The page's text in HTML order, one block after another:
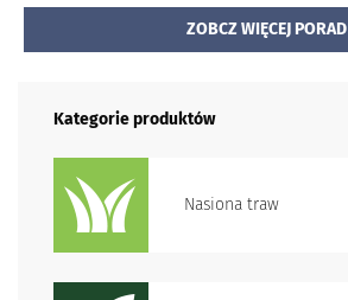
ZOBCZ WIĘCEJ PORAD
Kategorie produktów
Nasiona traw